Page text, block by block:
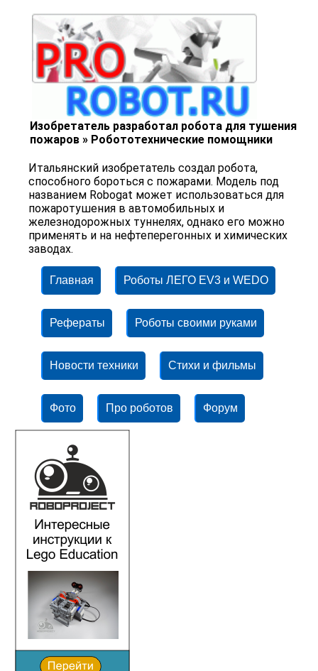
Изобретатель разработал робота для тушения
пожаров » Робототехнические помощники
Итальянский изобретатель создал робота,
способного бороться с пожарами. Модель под
названием Robogat может использоваться для
пожаротушения в автомобильных и
железнодорожных туннелях, однако его можно
применять и на нефтеперегонных и химических
заводах.
Главная Роботы ЛЕГО EV3 и WEDO
Рефераты Роботы своими руками
Новости техники Стихи и фильмы
Фото Про роботов Форум